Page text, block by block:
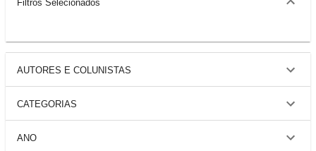
Filtros Selecionados
AUTORES E COLUNISTAS
CATEGORIAS
ANO